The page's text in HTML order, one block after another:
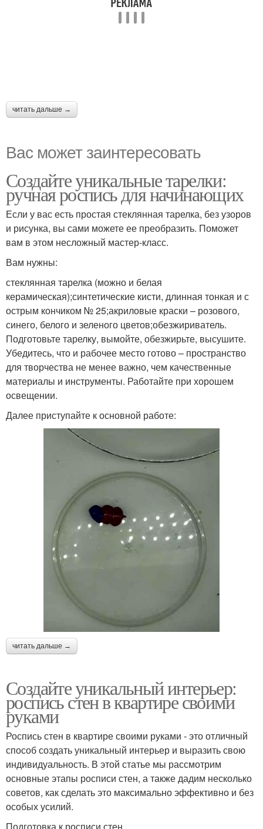
читать дальше →
Вас может заинтересовать
Создайте уникальные тарелки:
ручная роспись для начинающих
Если у вас есть простая стеклянная тарелка, без узоров
и рисунка, вы сами можете ее преобразить. Поможет
вам в этом несложный мастер-класс.
Вам нужны:
стеклянная тарелка (можно и белая
керамическая);синтетические кисти, длинная тонкая и с
острым кончиком № 25;акриловые краски – розового,
синего, белого и зеленого цветов;обезжириватель.
Подготовьте тарелку, вымойте, обезжирьте, высушите.
Убедитесь, что и рабочее место готово – пространство
для творчества не менее важно, чем качественные
материалы и инструменты. Работайте при хорошем
освещении.
Далее приступайте к основной работе:
читать дальше →
Создайте уникальный интерьер:
роспись стен в квартире своими
руками
Роспись стен в квартире своими руками - это отличный
способ создать уникальный интерьер и выразить свою
индивидуальность. В этой статье мы рассмотрим
основные этапы росписи стен, а также дадим несколько
советов, как сделать это максимально эффективно и без
особых усилий.